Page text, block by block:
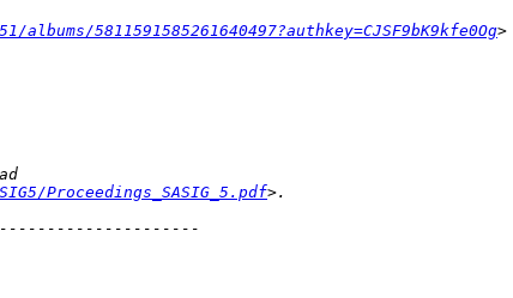
5811591585261640497?authkey=CJSF9bK9kfe0Og
Proceedings_SASIG_5.pdf